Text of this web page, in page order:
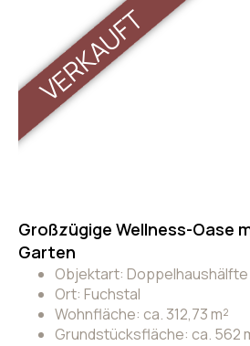
VERKAUFT
Großzügige Wellness-Oase
Garten
Objektart: Doppelhaushälfte
Ort: Fuchstal
Wohnfläche: ca. 312,73 m²
Grundstücksfläche: ca. 562